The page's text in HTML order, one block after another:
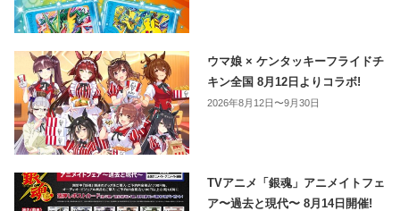
ウマ娘 × ケンタッキーフライドチ
キン全国 8月12日よりコラボ!
2026年8月12日〜9月30日
TVアニメ「銀魂」アニメイトフェ
ア〜過去と現代〜 8月14日開催!